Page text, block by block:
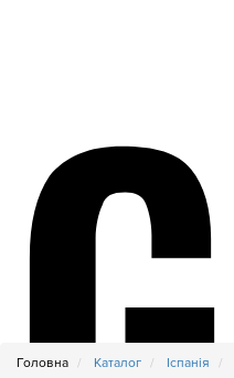
Головна Каталог Іспанія